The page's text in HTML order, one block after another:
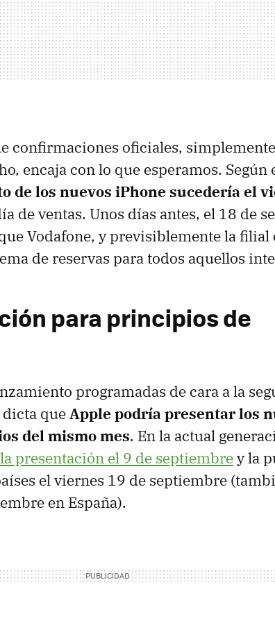
confirmaciones oficiales,
encaja con lo que esperamos. Según
de los nuevos iPhone sucedería el
de ventas. Unos días antes, el 18 de
Vodafone, y previsiblemente la filial
de reservas para todos aquellos
para principios de
programadas de cara a la
queApple podría presentar los
del mismo mes. En la actual
la presentación el 9 de septiembrey la
el viernes 19 de septiembre
en España).